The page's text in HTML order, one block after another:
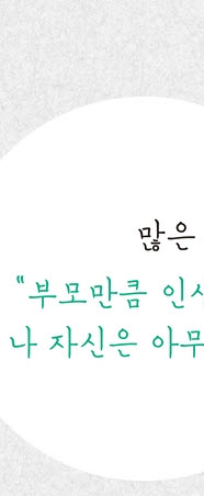
찾을 시간 │ 더 잘 먹고, 더
때 │ 태교 여행? 부부 여
제왕절개, 최선의 분만법
│ 출산휴가, 구체적으로 계
하기
하게 마련하는 법
의 결승선에서
산 신호, 미리 알아두기